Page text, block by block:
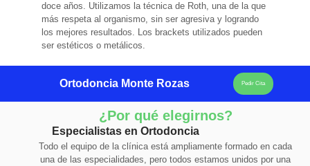
doce años. Utilizamos la técnica de Roth, una de la que
más respeta al organismo, sin ser agresiva y logrando
los mejores resultados. Los brackets utilizados pueden
ser estéticos o metálicos.
Ortodoncia Monte Rozas Pedir Cita
¿Por qué elegirnos?
Especialistas en Ortodoncia
Todo el equipo de la clínica está ampliamente formado en cada
una de las especialidades, pero todos estamos unidos por una